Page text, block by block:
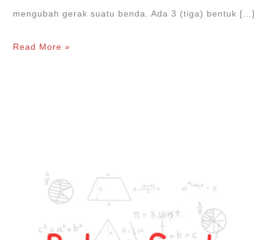
mengubah gerak suatu benda. Ada 3 (tiga) bentuk […]
Hukum
Read More »